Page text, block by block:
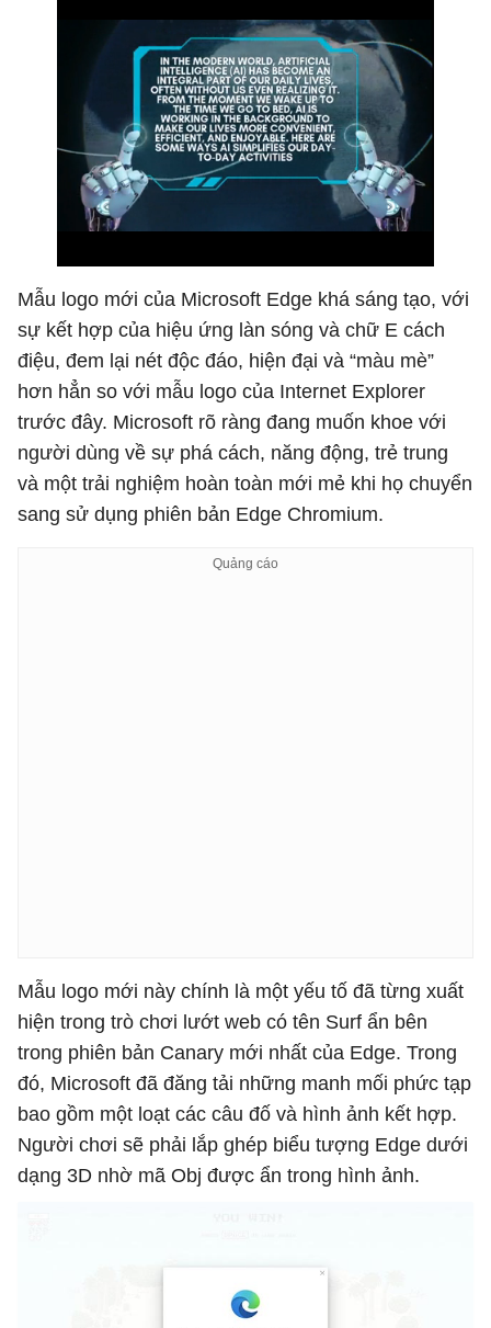
Mẫu logo mới của Microsoft Edge khá sáng tạo, với
sự kết hợp của hiệu ứng làn sóng và chữ E cách
điệu, đem lại nét độc đáo, hiện đại và “màu mè”
hơn hẳn so với mẫu logo của Internet Explorer
trước đây. Microsoft rõ ràng đang muốn khoe với
người dùng về sự phá cách, năng động, trẻ trung
và một trải nghiệm hoàn toàn mới mẻ khi họ chuyển
sang sử dụng phiên bản Edge Chromium.
Mẫu logo mới này chính là một yếu tố đã từng xuất
hiện trong trò chơi lướt web có tên Surf ẩn bên
trong phiên bản Canary mới nhất của Edge. Trong
đó, Microsoft đã đăng tải những manh mối phức tạp
bao gồm một loạt các câu đố và hình ảnh kết hợp.
Người chơi sẽ phải lắp ghép biểu tượng Edge dưới
dạng 3D nhờ mã Obj được ẩn trong hình ảnh.